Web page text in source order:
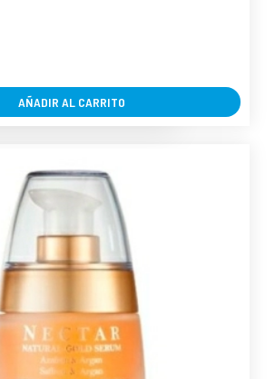
AÑADIR AL CARRITO